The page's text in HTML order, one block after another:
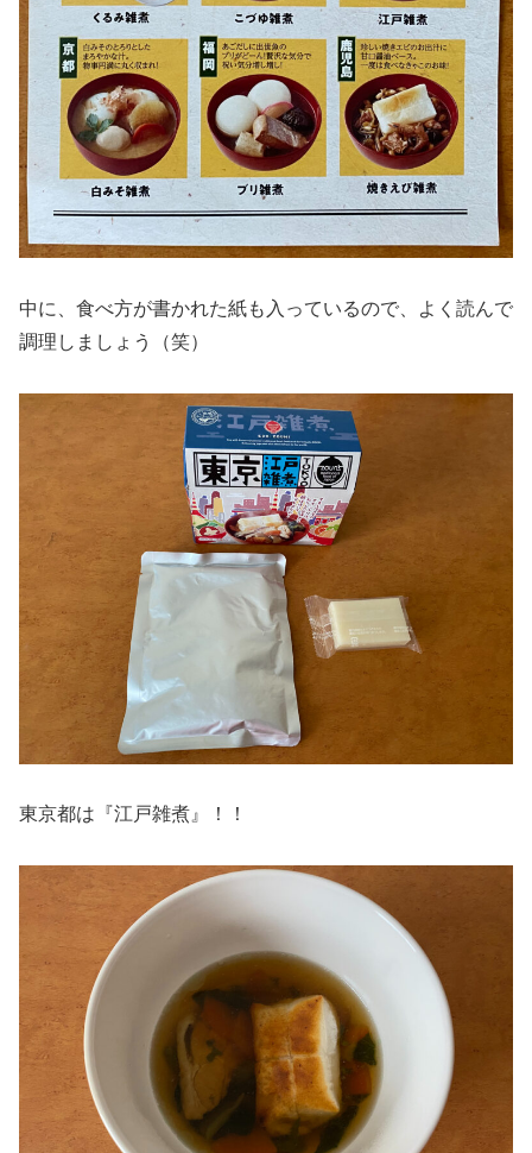
中に、食べ方が書かれた紙も入っているので、よく読んで
調理しましょう（笑）
東京都は『江戸雑煮』！！